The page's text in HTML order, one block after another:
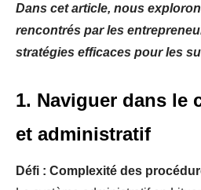
Dans cet article, nous
rencontrés par les
stratégies efficaces pour les
1. Naviguer dans le
et administratif
Défi : Complexité des